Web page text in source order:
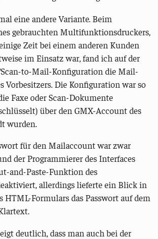
eine andere Variante. Beim
gebrauchten Multifunktionsdruckers,
Zeit bei einem anderen Kunden
im Einsatz war, fand ich auf der
to-Mail-Konfiguration die Mail-
Vorbesitzers. Die Konfiguration war so
Faxe oder Scan-Dokumente
über den GMX-Account des
wurden.
für den Mailaccount war zwar
der Programmierer des Interfaces
and-Paste-Funktion des
allerdings lieferte ein Blick in
HTML-Formulars das Passwort auf dem
deutlich, dass man auch bei der